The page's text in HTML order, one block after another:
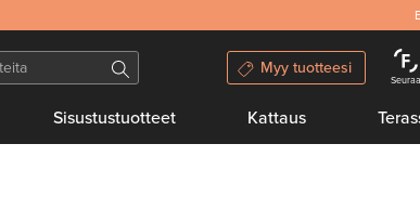
Myy tuotteesi
Seuraa
Sisustustuotteet Kattaus